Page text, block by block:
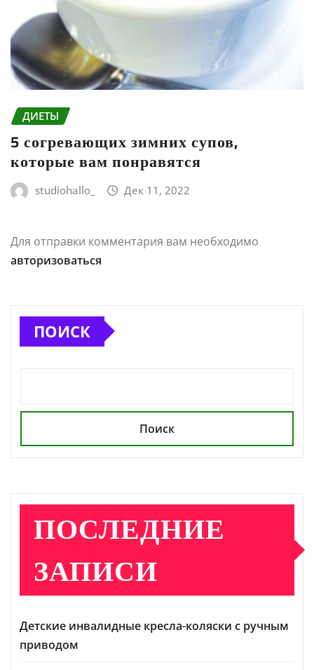
ДИЕТЫ
5 согревающих зимних супов,
которые вам понравятся
studiohallo_ Дек 11, 2022
Для отправки комментария вам необходимо
авторизоваться
ПОИСК
Поиск
ПОСЛЕДНИЕ
ЗАПИСИ
Детские инвалидные кресла-коляски с ручным
приводом